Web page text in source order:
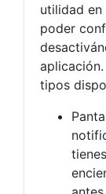
utilidad
poder
tipos